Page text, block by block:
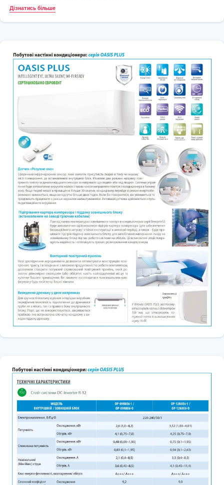
Нічний режим
Підтримка температури +8°С
Режим Eco
Режим осушення повітря
Самоочищення
Сенсор «ІНТЕЛЕКТУАЛЬНЕ ОКО»
Теплообмінник із підвищеною тепловіддачею
Технологія «Inverter Quattro»
Режим Турбо
Охолодження за низької температури навколишнього
середовища
Функція "Gear Control"
Ширококутний повітряний потік
Дізнатись більше